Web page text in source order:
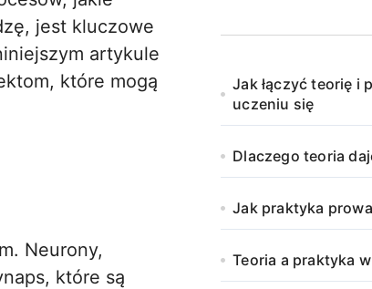
jest kluczowe
artykule
które mogą
Neurony,
które są
Jak łączyć teorię i
uczeniu się
Dlaczego teoria
Jak praktyka
Teoria a praktyka